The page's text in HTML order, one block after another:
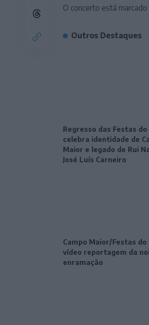
O concerto está
Outros Destaques
Regresso das Festas do
celebra identidade de
Maior e legado de Rui
José Luís Carneiro
Campo Maior/Festas do
vídeo reportagem da
enramação